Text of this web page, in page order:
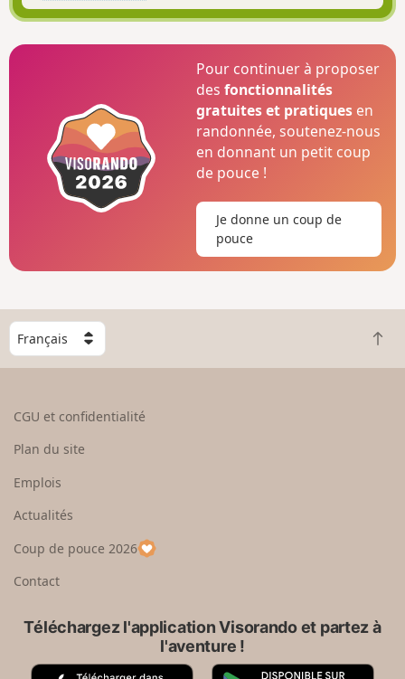
Pour continuer à proposer
desfonctionnalités
gratuites et pratiques en
randonnée, soutenez-nous
en donnant un petit coup
de pouce !
Je donne un coup de
pouce
C
h
o
e
u
p
a
R
e
CGU et confidentialité
Plan du site
Emplois
Actualités
Coup de pouce 2026
Contact
Téléchargez l'application Visorando et partez à
l'aventure !
A G